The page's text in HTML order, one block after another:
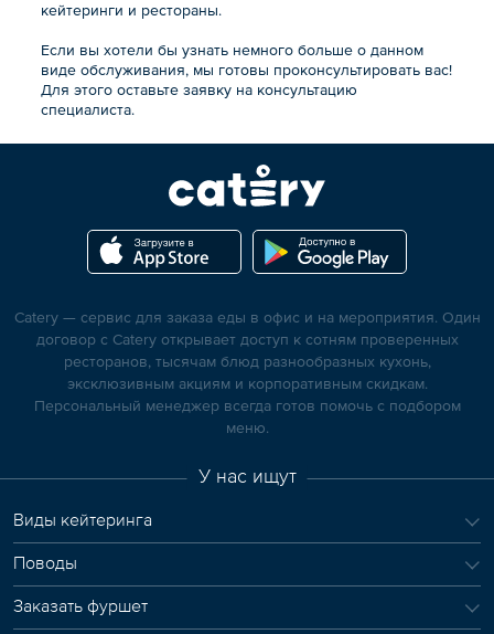
кейтеринги и рестораны.
Если вы хотели бы узнать немного больше о данном
виде обслуживания, мы готовы проконсультировать вас!
Для этого оставьте заявку на консультацию
специалиста.
Catery — сервис для заказа еды в офис и на мероприятия. Один
договор с Catery открывает доступ к сотням проверенных
ресторанов, тысячам блюд разнообразных кухонь,
эксклюзивным акциям и корпоративным скидкам.
Персональный менеджер всегда готов помочь с подбором
меню.
У нас ищут
Виды кейтеринга
Поводы
Заказать фуршет